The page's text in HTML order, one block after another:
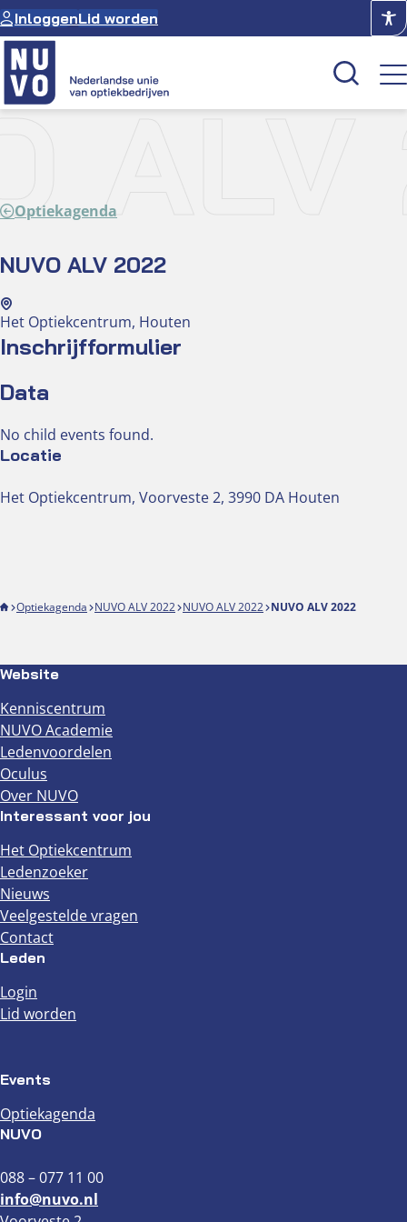
Ga
naar
de
inhoud
InloggenLid worden
Over NUVO
Optiekcentrum
Optiekagenda
NUVO ALV 2022
Het Optiekcentrum, Houten
Inschrijfformulier
Data
No child events found.
Locatie
Het Optiekcentrum, Voorveste 2, 3990 DA Houten
Optiekagenda NUVO ALV 2022 NUVO ALV 2022 NUVO ALV 2022
Website
Kenniscentrum
NUVO Academie
Ledenvoordelen
Oculus
Over NUVO
Interessant voor jou
Het Optiekcentrum
Ledenzoeker
Nieuws
Veelgestelde vragen
Contact
Leden
Login
Lid worden
Events
Optiekagenda
NUVO
088 – 077 11 00
info@nuvo.nl